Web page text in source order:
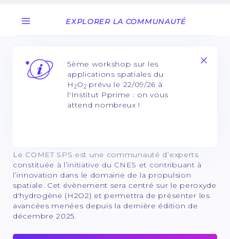
EXPLORER LA COMMUNAUTÉ
5ème workshop sur les
applications spatiales du
H 2O2 prévu le 22/09/26 à
l'Institut Pprime : on vous
attend nombreux !
Le COMET SPS est une communauté d’experts
constituée à l’initiative du CNES et contribuant à
l’innovation dans le domaine de la propulsion
spatiale. Cet évènement sera centré sur le peroxyde
d'hydrogène (H2O2) et permettra de présenter les
avancées menées depuis la dernière édition de
décembre 2025.